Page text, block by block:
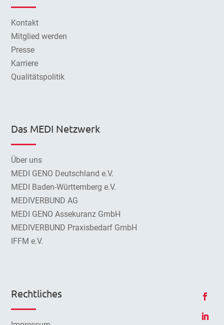
Kontakt
Mitglied werden
Presse
Karriere
Qualitätspolitik
Das MEDI Netzwerk
Über uns
MEDI GENO Deutschland e.V.
MEDI Baden-Württemberg e.V.
MEDIVERBUND AG
MEDI GENO Assekuranz GmbH
MEDIVERBUND Praxisbedarf GmbH
IFFM e.V.
Rechtliches